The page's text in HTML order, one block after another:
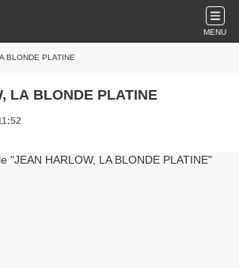
MENU
BLONDE PLATINE
LA BLONDE PLATINE